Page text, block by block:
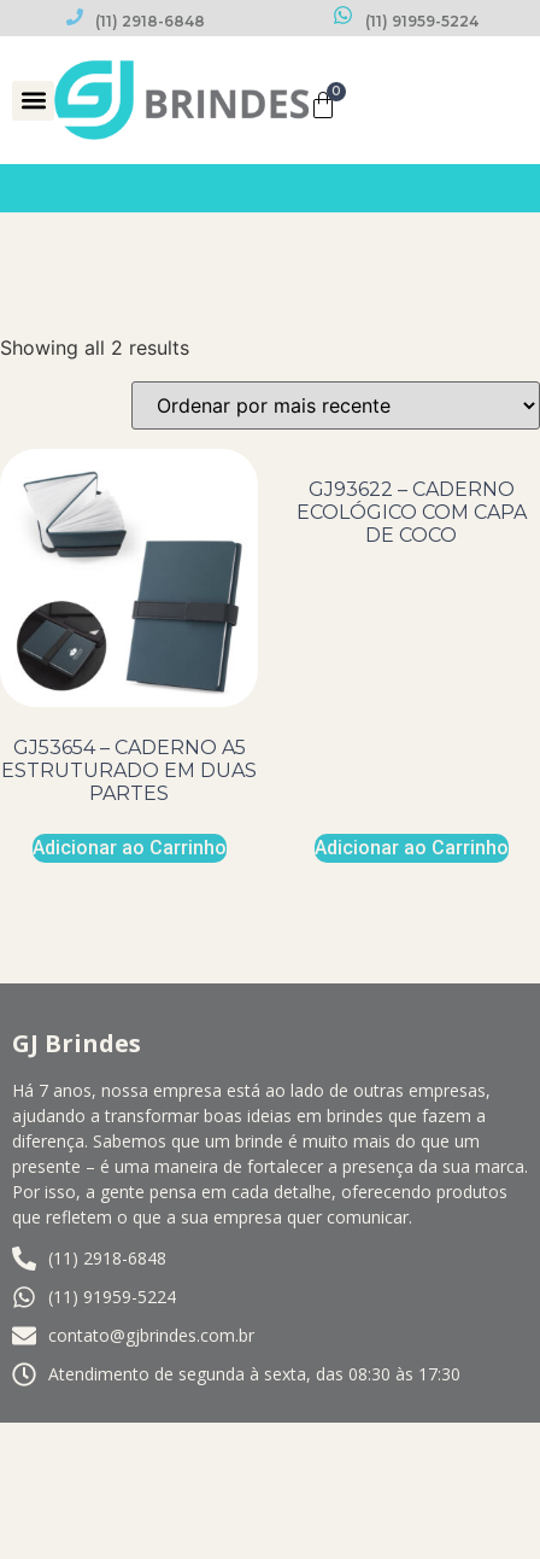
(11) 2918-6848 (11) 91959-5224
0
Showing all 2 results
GJ53654 – CADERNO A5
ESTRUTURADO EM DUAS
PARTES
Adicionar ao Carrinho
GJ93622 – CADERNO
ECOLÓGICO COM CAPA
DE COCO
Adicionar ao Carrinho
GJ Brindes
Há 7 anos, nossa empresa está ao lado de outras empresas,
ajudando a transformar boas ideias em brindes que fazem a
diferença. Sabemos que um brinde é muito mais do que um
presente – é uma maneira de fortalecer a presença da sua marca.
Por isso, a gente pensa em cada detalhe, oferecendo produtos
que refletem o que a sua empresa quer comunicar.
(11) 2918-6848
(11) 91959-5224
contato@gjbrindes.com.br
Atendimento de segunda à sexta, das 08:30 às 17:30